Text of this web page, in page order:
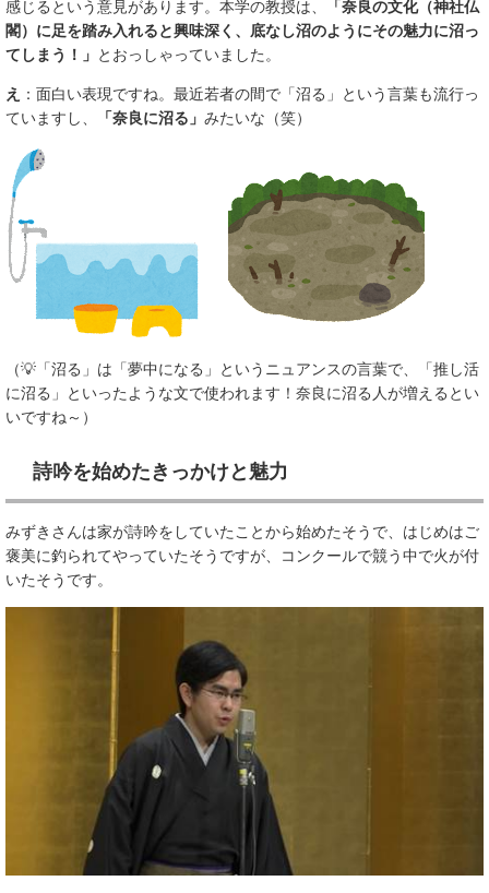
感じるという意見があります。本学の教授は、
「奈良の文化（神社仏
閣）に足を踏み入れると興味深く、底なし沼のようにその魅力に沼っ
てしまう！」 とおっしゃっていました。
え
：面白い表現ですね。最近若者の間で「沼る」という言葉も流行っ
ていますし、
「奈良に沼る」 みたいな（笑）
（💡「沼る」は「夢中になる」というニュアンスの言葉で、「推し活
に沼る」といったような文で使われます！奈良に沼る人が増えるとい
いですね～）
詩吟を始めたきっかけと魅力
みずきさんは家が詩吟をしていたことから始めたそうで、はじめはご
褒美に釣られてやっていたそうですが、コンクールで競う中で火が付
いたそうです。